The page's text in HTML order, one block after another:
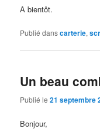
A bientôt.
Publié danscarterie,
Un beau
Publié le21 septembre
Bonjour,